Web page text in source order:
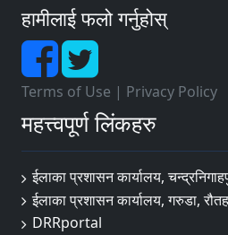
हामीलाई फलो गर्नुहोस्
Terms of Use | Privacy Policy
महत्त्वपूर्ण लिंकहरु
ईलाका प्रशासन कार्यालय,
ईलाका प्रशासन कार्यालय, गरुडा,
DRRportal